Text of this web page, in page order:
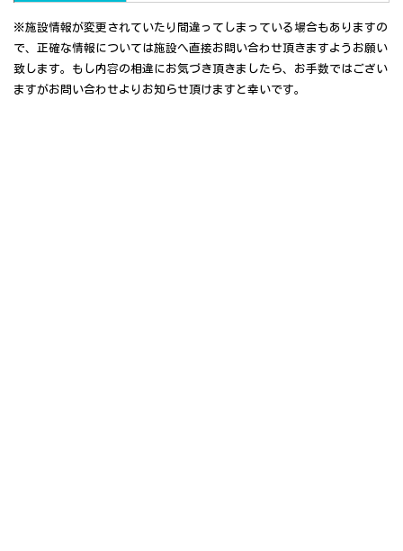
※施設情報が変更されていたり間違ってしまっている場合もありますの
で、正確な情報については施設へ直接お問い合わせ頂きますようお願い
致します。もし内容の相違にお気づき頂きましたら、お手数ではござい
ますがお問い合わせよりお知らせ頂けますと幸いです。